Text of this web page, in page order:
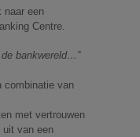
naar een
Centre.
bankwereld…”
combinatie van
met vertrouwen
uit van een